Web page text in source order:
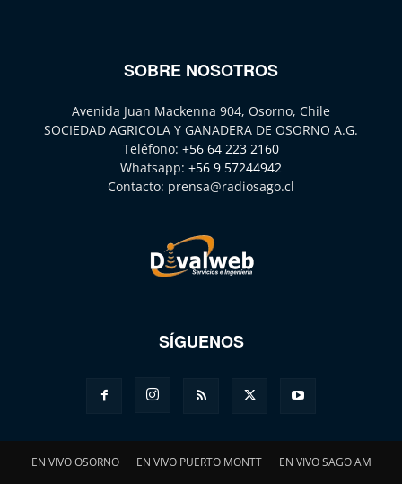
SOBRE NOSOTROS
Avenida Juan Mackenna 904, Osorno, Chile
SOCIEDAD AGRICOLA Y GANADERA DE OSORNO A.G.
Teléfono: +56 64 223 2160
Whatsapp: +56 9 57244942
Contacto: prensa@radiosago.cl
SÍGUENOS
EN VIVO OSORNO EN VIVO PUERTO MONTT EN VIVO SAGO AM